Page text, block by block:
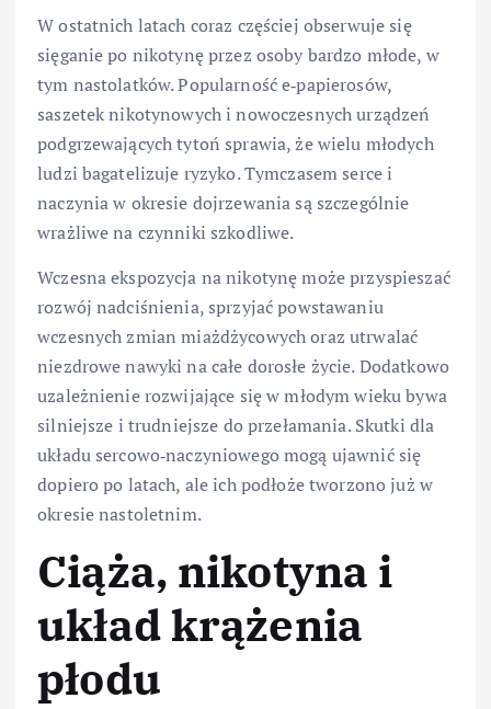
W ostatnich latach coraz częściej obserwuje się
sięganie po nikotynę przez osoby bardzo młode, w
tym nastolatków. Popularność e‑papierosów,
saszetek nikotynowych i nowoczesnych urządzeń
podgrzewających tytoń sprawia, że wielu młodych
ludzi bagatelizuje ryzyko. Tymczasem serce i
naczynia w okresie dojrzewania są szczególnie
wrażliwe na czynniki szkodliwe.
Wczesna ekspozycja na nikotynę może przyspieszać
rozwój nadciśnienia, sprzyjać powstawaniu
wczesnych zmian miażdżycowych oraz utrwalać
niezdrowe nawyki na całe dorosłe życie. Dodatkowo
uzależnienie rozwijające się w młodym wieku bywa
silniejsze i trudniejsze do przełamania. Skutki dla
układu sercowo‑naczyniowego mogą ujawnić się
dopiero po latach, ale ich podłoże tworzono już w
okresie nastoletnim.
Ciąża, nikotyna i
układ krążenia
płodu